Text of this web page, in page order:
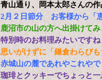
青山通り、岡本太郎さんの
2月２日節分 お客様から「
鹿沼市の山の方へ出掛けてみ
特別時のお料理みたいですね
思いがけずに「鎌倉わらび
赤城山の麓であれやこれや
珈琲とクッキーでちょっと一